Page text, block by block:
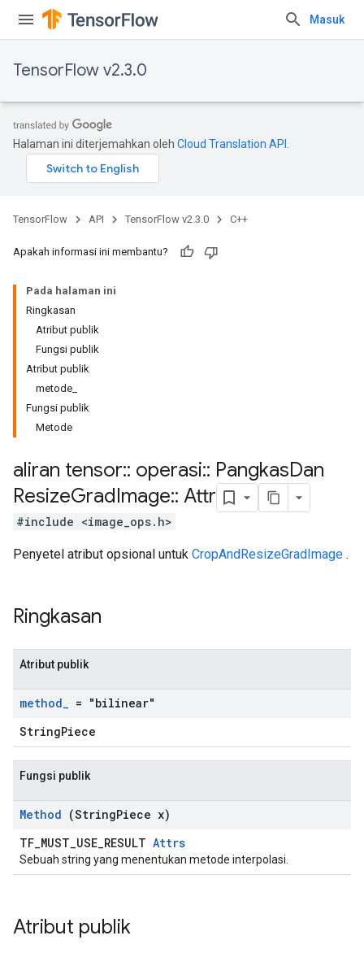
Masuk
TensorFlow v2.3.0
Halaman ini diterjemahkan oleh Cloud Translation API
TensorFlow API TensorFlow v2.3.0 C++
Apakah informasi ini membantu?
Pada halaman ini
Ringkasan
Atribut publik
Fungsi publik
Atribut publik
metode_
Fungsi publik
Metode
aliran tensor:: operasi:: PangkasDan
ResizeGradImage:: Attr
#include <image_ops.h>
Penyetel atribut opsional untuk CropAndResizeGradImage .
Ringkasan
Atribut publik
method_ = "bilinear"
StringPiece
Fungsi publik
Method (StringPiece x)
TF_MUST_USE_RESULT Attrs
Sebuah string yang menentukan metode interpolasi.
Atribut publik